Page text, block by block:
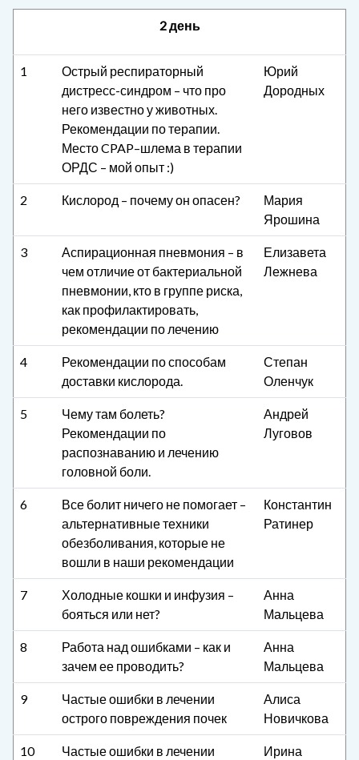
2 день
1
Острый респираторный
дистресс-синдром – что про
него известно у животных.
Рекомендации по терапии.
Место CPAP–шлема в терапии
ОРДС – мой опыт :)
Юрий
Дородных
2 Кислород – почему он опасен?
Мария
Ярошина
3
Аспирационная пневмония – в
чем отличие от бактериальной
пневмонии, кто в группе риска,
как профилактировать,
рекомендации по лечению
Елизавета
Лежнева
4
Рекомендации по способам
доставки кислорода.
Степан
Оленчук
5
Чему там болеть?
Рекомендации по
распознаванию и лечению
головной боли.
Андрей
Луговов
6
Все болит ничего не помогает –
альтернативные техники
обезболивания, которые не
вошли в наши рекомендации
Константин
Ратинер
7
Холодные кошки и инфузия –
бояться или нет?
Анна
Мальцева
8
Работа над ошибками – как и
зачем ее проводить?
Анна
Мальцева
9
Частые ошибки в лечении
острого повреждения почек
Алиса
Новичкова
10
Частые ошибки в лечении
Ирина